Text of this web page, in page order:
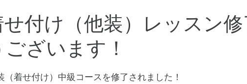
付け（他装）レッスン
ざいます！
（着せ付け）中級コースを修了されました！